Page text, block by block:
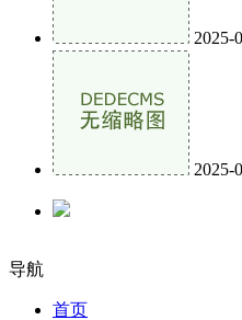
2025-
2025-
导航
首页